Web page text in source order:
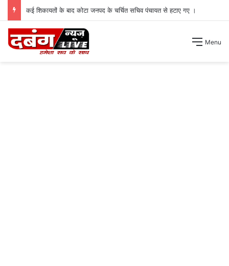
कई शिकायतों के बाद कोटा जनपद के चर्चित सचिव पंचायत से हटाए गए ।
Menu